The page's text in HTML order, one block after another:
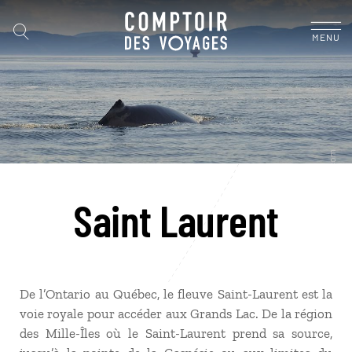
MENU
Saint Laurent
De l’Ontario au Québec, le fleuve Saint-Laurent est la
voie royale pour accéder aux Grands Lac. De la région
des Mille-Îles où le Saint-Laurent prend sa source,